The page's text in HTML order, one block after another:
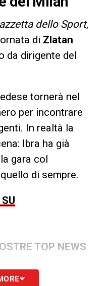
dello Sport,
di Zlatan
da dirigente del
tornerà nel
per incontrare
In realtà la
Ibra ha già
gara col
di sempre.
TOP NEWS